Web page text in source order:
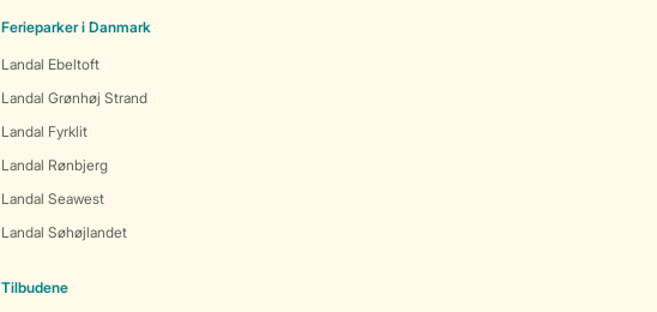
Ferieparker i Danmark
Landal Ebeltoft
Landal Grønhøj Strand
Landal Fyrklit
Landal Rønbjerg
Landal Seawest
Landal Søhøjlandet
Tilbudene